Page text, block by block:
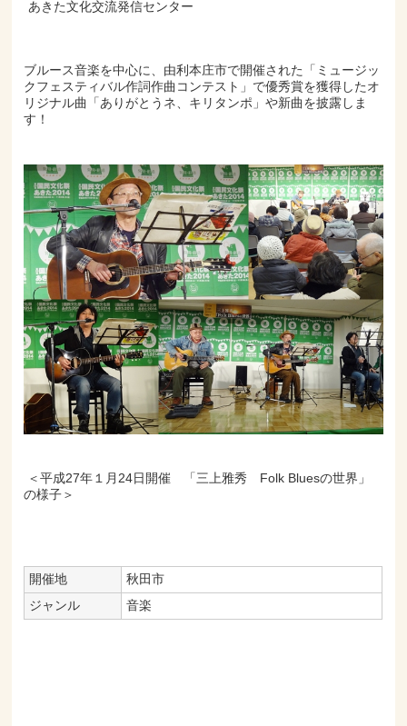
あきた文化交流発信センター
ブルース音楽を中心に、由利本庄市で開催された「ミュージッ
クフェスティバル作詞作曲コンテスト」で優秀賞を獲得したオ
リジナル曲「ありがとうネ、キリタンポ」や新曲を披露しま
す！
＜平成27年１月24日開催 「三上雅秀 Folk Bluesの世界」
の様子＞
開催地
秋田市
ジャンル
音楽